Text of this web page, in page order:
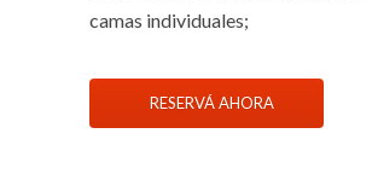
camas individuales;
RESERVÁ AHORA